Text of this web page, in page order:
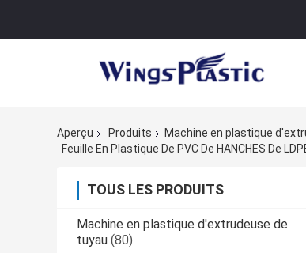
Aperçu Produits
Machine en plastique
Feuille En Plastique De PVC De HANCHES De
TOUS LES PRODUITS
Machine en plastique d'extrudeuse de
tuyau (80)